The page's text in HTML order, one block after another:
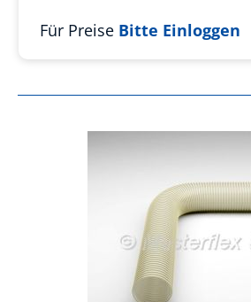
Für Preise Bitte Einloggen